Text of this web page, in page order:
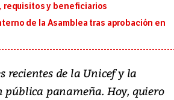
requisitos y beneficiarios
de la Asamblea tras aprobación en
recientes de la Unicef y la
pública panameña. Hoy, quiero